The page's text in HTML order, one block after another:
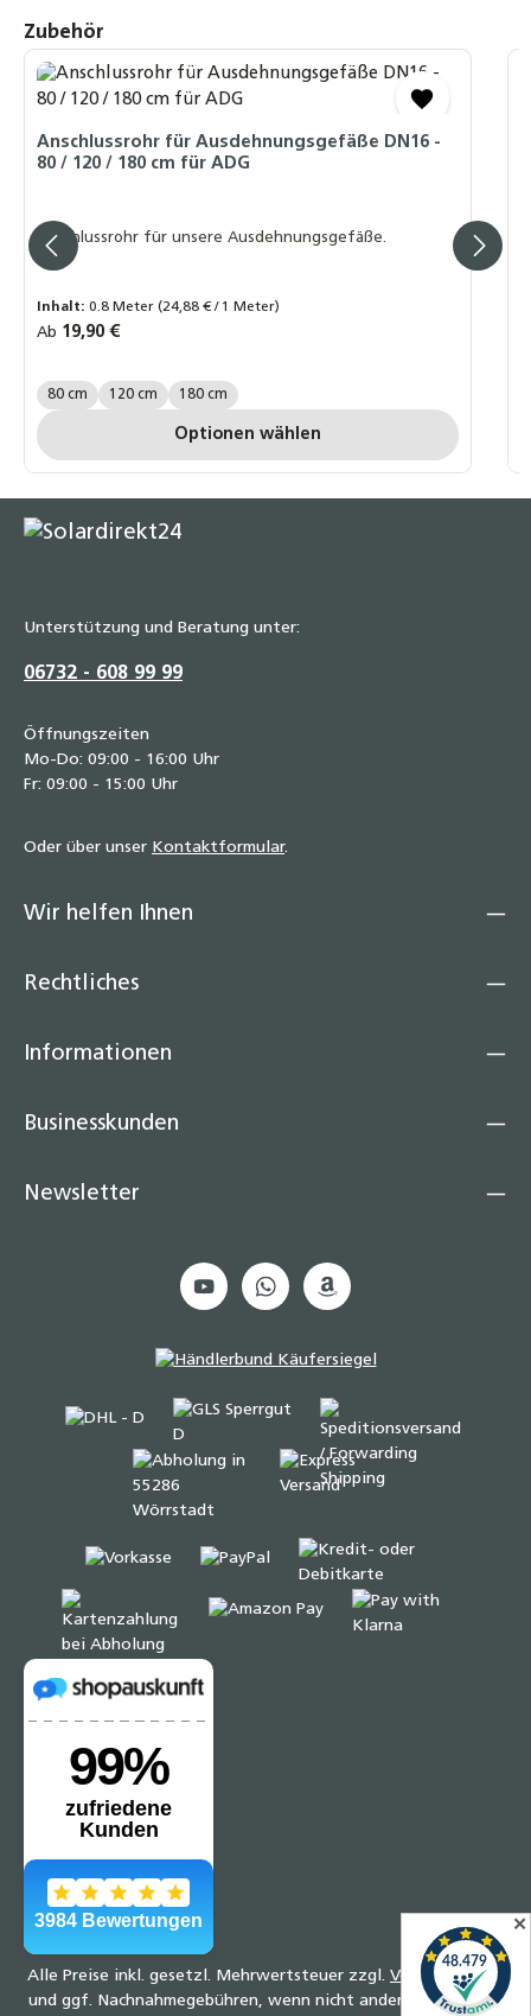
Produktgalerie überspringen
Zubehör
Anschlussrohr für Ausdehnungsgefäße DN16 -
80 / 120 / 180 cm für ADG
Anschlussrohr für unsere Ausdehnungsgefäße.
Inhalt:0.8 Meter(24,88 € / 1 Meter)
Regulärer Preis:
Ab 19,90 €
Länge:
80 cm 120 cm 180 cm
Optionen wählen
Unterstützung und Beratung unter:
06732 - 608 99 99
Öffnungszeiten
Mo-Do: 09:00 - 16:00 Uhr
Fr: 09:00 - 15:00 Uhr
Oder über unser Kontaktformular.
Wir helfen Ihnen
Rechtliches
Informationen
Businesskunden
Newsletter
Alle Preise inkl. gesetzl. Mehrwertsteuer zzgl. Versandkosten
und ggf. Nachnahmegebühren, wenn nicht anders angegeben.
✕